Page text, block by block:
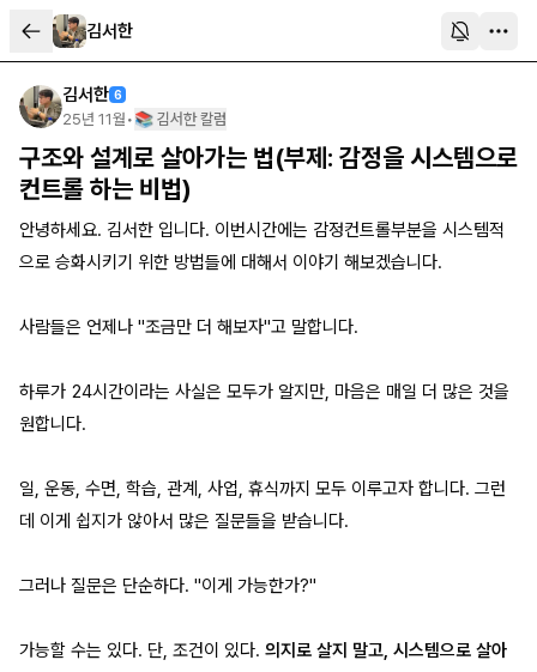
김서한
김서한 6
25년 11월 • 📚 김서한 칼럼
구조와 설계로 살아가는 법(부제: 감정을 시스템으로
컨트롤 하는 비법)
안녕하세요. 김서한 입니다. 이번시간에는 감정컨트롤부분을 시스템적
으로 승화시키기 위한 방법들에 대해서 이야기 해보겠습니다.
사람들은 언제나 "조금만 더 해보자"고 말합니다.
하루가 24시간이라는 사실은 모두가 알지만, 마음은 매일 더 많은 것을
원합니다.
일, 운동, 수면, 학습, 관계, 사업, 휴식까지 모두 이루고자 합니다. 그런
데 이게 쉽지가 않아서 많은 질문들을 받습니다.
그러나 질문은 단순하다. "이게 가능한가?"
가능할 수는 있다. 단, 조건이 있다. 의지로 살지 말고, 시스템으로 살아